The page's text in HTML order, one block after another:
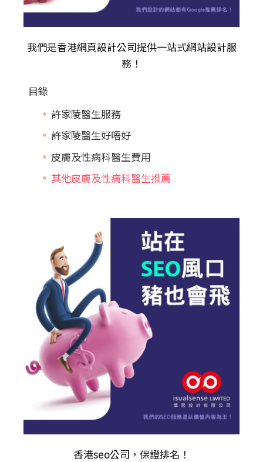
我們是香港網頁設計公司提供一站式網站設計服
務！
目錄
許家陵醫生服務
許家陵醫生好唔好
皮膚及性病科醫生費用
其他皮膚及性病科醫生推薦
香港seo公司 ，保證排名！